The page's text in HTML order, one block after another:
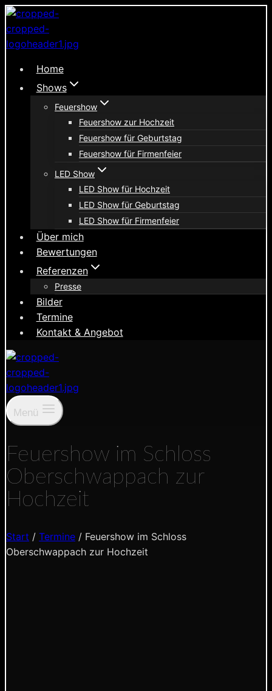
Zum
Inhalt
springen
Home
Shows
Feuershow
Feuershow zur Hochzeit
Feuershow für Geburtstag
Feuershow für Firmenfeier
LED Show
LED Show für Hochzeit
LED Show für Geburtstag
LED Show für Firmenfeier
Über mich
Bewertungen
Referenzen
Presse
Bilder
Termine
Kontakt & Angebot
Menü
Feuershow im Schloss
Oberschwappach zur
Hochzeit
Start / Termine / Feuershow im Schloss
Oberschwappach zur Hochzeit